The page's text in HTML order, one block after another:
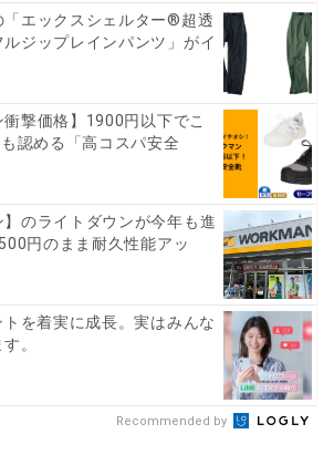
「エックスシェルター®超透
ジップレインパンツ」がイ
衝撃価格】1900円以下でこ
認める「高コスパ安全
】のライトダウンが今年も進
円のまま耐久性能アッ
トを着実に成長。実はみんな
。
Recommended by